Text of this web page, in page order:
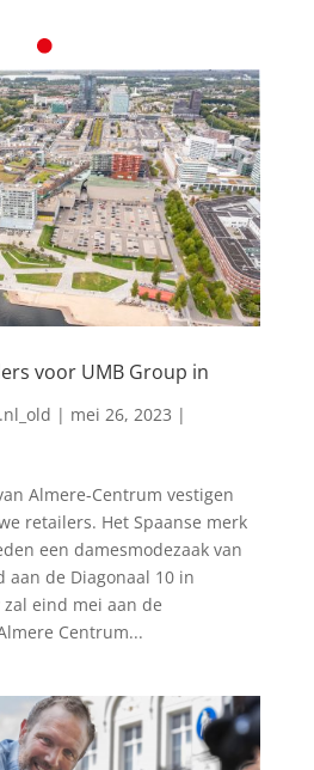
voor UMB Group in
| mei 26, 2023 |
Almere-Centrum vestigen
retailers. Het Spaanse merk
een damesmodezaak van
aan de Diagonaal 10 in
eind mei aan de
Centrum...